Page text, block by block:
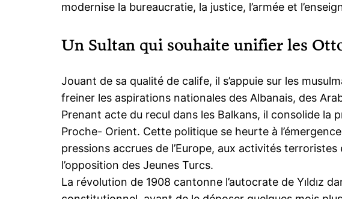
modernise la bureaucratie, la justice, l’armée et
Un Sultan qui souhaite unifier les
Jouant de sa qualité de calife, il s’appuie sur les
freiner les aspirations nationales des Albanais, des
Prenant acte du recul dans les Balkans, il consolide la
Proche- Orient. Cette politique se heurte à
pressions accrues de l’Europe, aux activités
l’opposition des Jeunes Turcs.
La révolution de 1908 cantonne l’autocrate de Yıldız